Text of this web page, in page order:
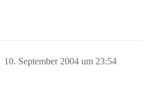
10. September 2004 um 23:54